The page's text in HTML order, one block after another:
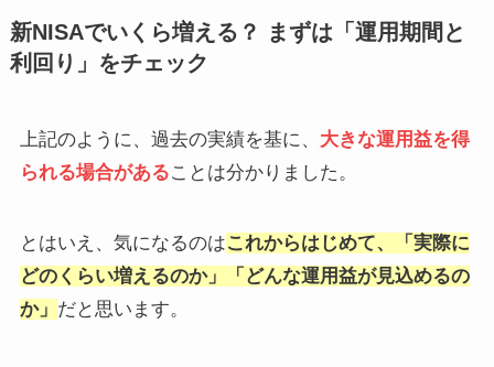
新NISAでいくら増える？ まずは「運用期間と
利回り」をチェック
上記のように、過去の実績を基に、 大きな運用益を得
られる場合があることは分かりました。
とはいえ、気になるのはこれからはじめて、「実際に
どのくらい増えるのか」「どんな運用益が見込めるの
か」 だと思います。